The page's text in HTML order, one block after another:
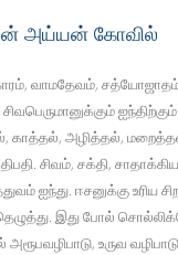
அய்யன் கோவில்
வாமதேவம்,
ஐந்திற்கும்
காத்தல், அழித்தல்,
சிவம், சக்தி,
ஐந்து. ஈசனுக்கு உரிய
இது போல்
உருவ